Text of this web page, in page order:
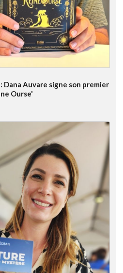
Dana Auvare signe son premier
Ourse'